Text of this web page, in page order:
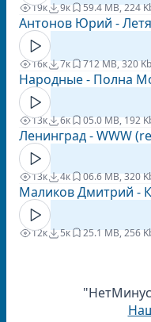
19к 9к 59.4 MB, 224
Антонов Юрий -
16к 7к 712 MB, 320
Народные - Полна
13к 6к 05.0 MB, 192
Ленинград - WWW
13к 4к 06.6 MB, 320
Маликов Дмитрий -
12к 5к 25.1 MB, 256